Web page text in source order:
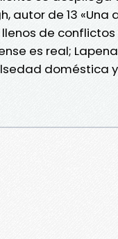
autor de 13
de
es real;
doméstica